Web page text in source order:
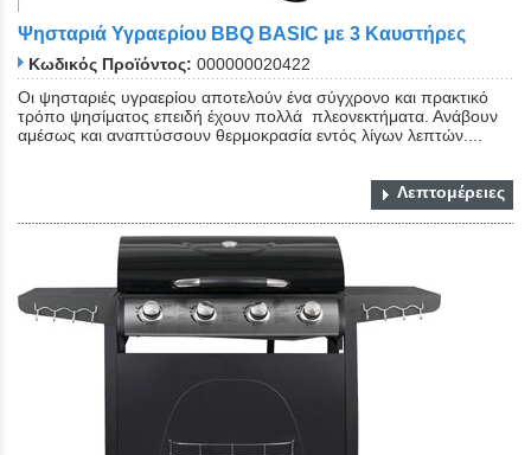
Ψησταριά Υγραερίου BBQ BASIC με 3 Καυστήρες
Κωδικός Προϊόντος: 000000020422
Οι ψησταριές υγραερίου αποτελούν ένα σύγχρονο και πρακτικό
τρόπο ψησίματος επειδή έχουν πολλά πλεονεκτήματα. Ανάβουν
αμέσως και αναπτύσσουν θερμοκρασία εντός λίγων λεπτών....
Λεπτομέρειες